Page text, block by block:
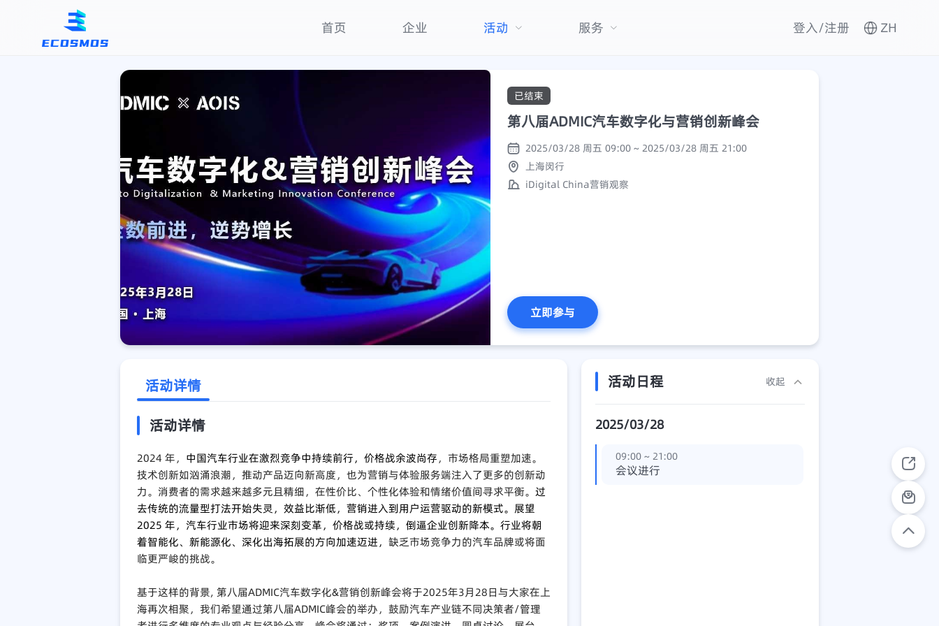
首页 企业 活动 服务 登入/注册 ZH
已结束
第八届ADMIC汽车数字化与营销创新峰会
2025/03/28 周五 09:00 ~ 2025/03/28 周五 21:00
上海闵行
iDigital China营销观察
立即参与
活动详情
活动详情
2024 年， 中国汽车行业在激烈竞争中持续前行，价格战余波尚存，市场格局重塑加速。
技术创新如汹涌浪潮，推动产品迈向新高度，也为营销与体验服务端注入了更多的创新动
力。消费者的需求越来越多元且精细，在性价比、个性化体验和情绪价值间寻求平衡。 过
去传统的流量型打法开始失灵，效益比渐低，营销进入到用户运营驱动的新模式。展望
2025 年，汽车行业市场将迎来深刻变革，价格战或持续，倒逼企业创新降本。行业将朝
着智能化、新能源化、深化出海拓展的方向加速迈进， 缺乏市场竞争力的汽车品牌或将面
临更严峻的挑战。
基于这样的背景, 第八届ADMIC汽车数字化&营销创新峰会将于2025年3月28日与大家在上
海再次相聚，我们希望通过第八届ADMIC峰会的举办，鼓励汽车产业链不同决策者/管理
活动日程 收起
2025/03/28
09:00 ~ 21:00
会议进行